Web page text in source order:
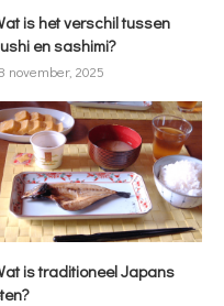
is het verschil tussen
en sashimi?
november, 2025
is traditioneel Japans